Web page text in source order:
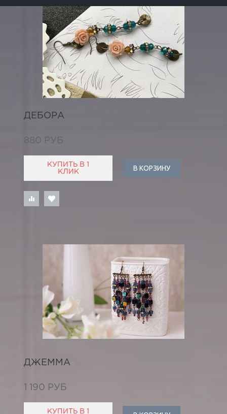
ДЕБОРА
880 РУБ
КУПИТЬ В 1
КЛИК
В КОРЗИНУ
ДЖЕММА
1 190 РУБ
КУПИТЬ В 1